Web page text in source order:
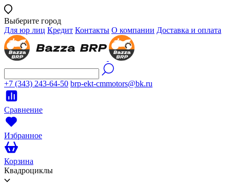
Выберите город
Для юр лиц Кредит Контакты О компании Доставка и оплата
+7 (343) 243-64-50 brp-ekt-cmmotors@bk.ru
Сравнение
Избранное
Корзина
Квадроциклы